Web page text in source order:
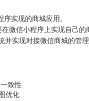
实现的商城应用。
微信小程序上实现自己
并实现对接微信商城的管
致性
优化